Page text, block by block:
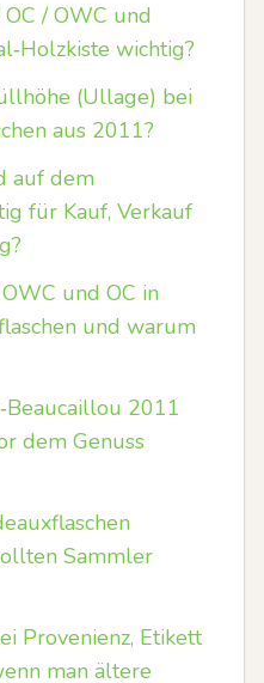
/ OWC und
wichtig?
(Ullage) bei
aus 2011?
auf dem
für Kauf, Verkauf
und OC in
und warum
2011
dem Genuss
Sammler
Provenienz, Etikett
man ältere